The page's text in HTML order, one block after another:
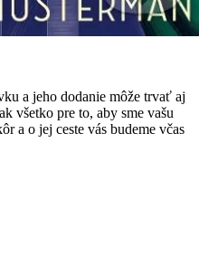
a jeho dodanie môže trvať aj
všetko pre to, aby sme vašu
a o jej ceste vás budeme včas